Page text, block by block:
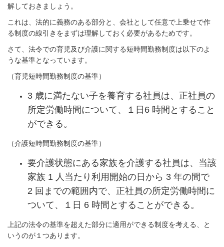
解しておきましょう。
これは、法的に義務のある部分と、会社として任意で上乗せで作
る制度の線引きをまずは理解しておく必要があるためです。
さて、法令での育児及び介護に関する短時間勤務制度は以下のよ
うな基準となっています。
（育児短時間勤務制度の基準）
3 歳に満たない子を養育する社員は、正社員の
所定労働時間について、１日6 時間とすること
ができる。
（介護短時間勤務制度の基準）
要介護状態にある家族を介護する社員は、当該
家族 1 人当たり利用開始の日から 3 年の間で
2 回までの範囲内で、正社員の所定労働時間に
ついて、１日 6 時間とすることができる。
上記の法令の基準を超えた部分に適用ができる制度を考える、と
いうのが１つあります。